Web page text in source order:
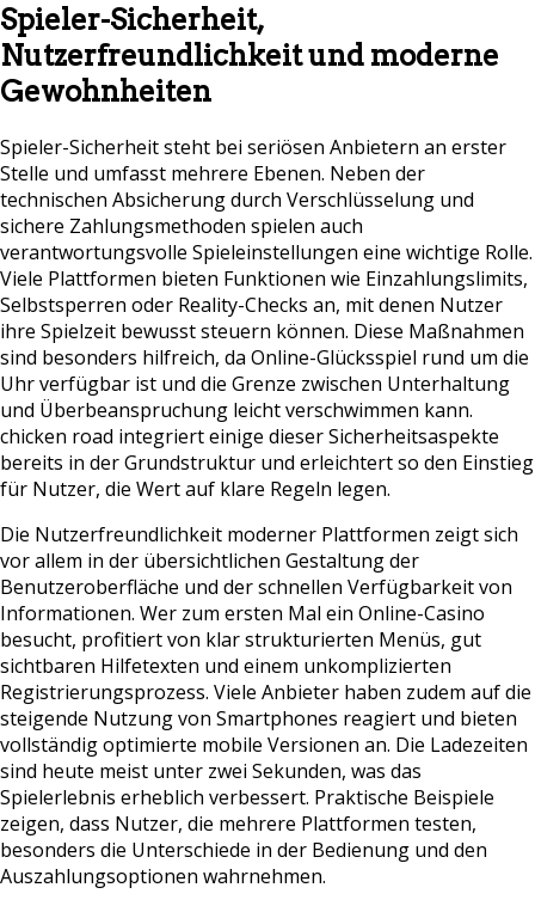
Spieler-Sicherheit,
Nutzerfreundlichkeit und moderne
Gewohnheiten
Spieler-Sicherheit steht bei seriösen Anbietern an erster
Stelle und umfasst mehrere Ebenen. Neben der
technischen Absicherung durch Verschlüsselung und
sichere Zahlungsmethoden spielen auch
verantwortungsvolle Spieleinstellungen eine wichtige Rolle.
Viele Plattformen bieten Funktionen wie Einzahlungslimits,
Selbstsperren oder Reality-Checks an, mit denen Nutzer
ihre Spielzeit bewusst steuern können. Diese Maßnahmen
sind besonders hilfreich, da Online-Glücksspiel rund um die
Uhr verfügbar ist und die Grenze zwischen Unterhaltung
und Überbeanspruchung leicht verschwimmen kann.
chicken road integriert einige dieser Sicherheitsaspekte
bereits in der Grundstruktur und erleichtert so den Einstieg
für Nutzer, die Wert auf klare Regeln legen.
Die Nutzerfreundlichkeit moderner Plattformen zeigt sich
vor allem in der übersichtlichen Gestaltung der
Benutzeroberfläche und der schnellen Verfügbarkeit von
Informationen. Wer zum ersten Mal ein Online-Casino
besucht, profitiert von klar strukturierten Menüs, gut
sichtbaren Hilfetexten und einem unkomplizierten
Registrierungsprozess. Viele Anbieter haben zudem auf die
steigende Nutzung von Smartphones reagiert und bieten
vollständig optimierte mobile Versionen an. Die Ladezeiten
sind heute meist unter zwei Sekunden, was das
Spielerlebnis erheblich verbessert. Praktische Beispiele
zeigen, dass Nutzer, die mehrere Plattformen testen,
besonders die Unterschiede in der Bedienung und den
Auszahlungsoptionen wahrnehmen.